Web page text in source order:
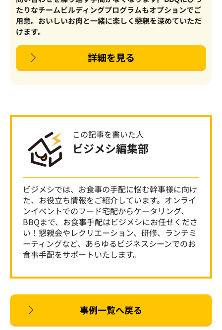
たりなチームビルディングプログラムもオプションでご
用意。おいしいお肉と一緒に楽しく懇親を深めていただ
けます。
詳細を見る
この記事を書いた人
ビジメシ編集部
ビジメシでは、お食事の手配に悩む幹事様に向け
た、お役立ち情報をご紹介しています。オンライ
ンイベントでのフード宅配からケータリング、
BBQまで、お食事手配はビジメシにお任せくださ
い！懇親会やレクリエーション、研修、ランチミ
ーティングなど、あらゆるビジネスシーンでのお
食事手配をサポートいたします。
事例一覧へ戻る